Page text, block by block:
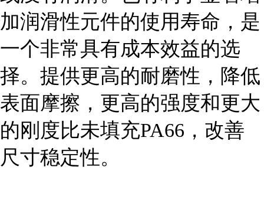
加润滑性元件的使用寿命，是
一个非常具有成本效益的选
择。提供更高的耐磨性，降低
表面摩擦，更高的强度和更大
的刚度比未填充PA66，改善
尺寸稳定性。